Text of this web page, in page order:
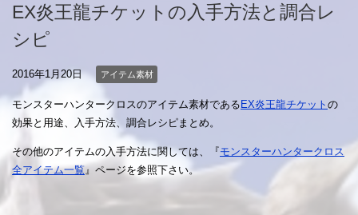
EX炎王龍チケットの入手方法と調合レ
シピ
2016年1月20日 アイテム素材
モンスターハンタークロスのアイテム素材である EX炎王龍チケット の
効果と用途、入手方法、調合レシピまとめ。
その他のアイテムの入手方法に関しては、『モンスターハンタークロス
全アイテム一覧 』ページを参照下さい。